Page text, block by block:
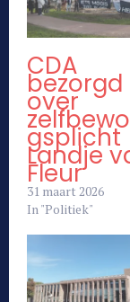
CDA
bezorgd
over
gsplicht
Landje
Fleur
31 maart 2026
In "Politiek"